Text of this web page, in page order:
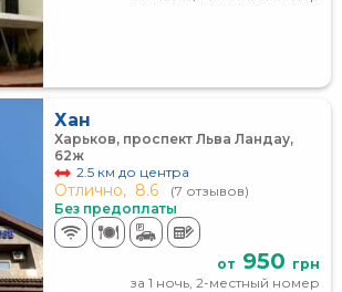
Хан
Харьков, проспект Льва Ландау,
62ж
2.5 км до центра
Отлично, 8.6
(7 отзывов)
Без предоплаты
от 950 грн
за 1 ночь, 2-местный номер